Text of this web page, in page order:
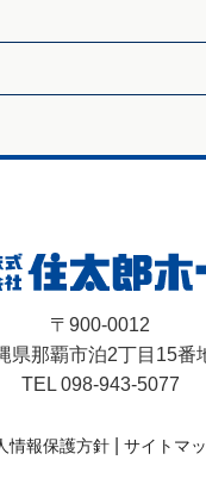
〒900-0012
県那覇市泊2丁目15番
TEL 098-943-5077
情報保護方針 サイトマ